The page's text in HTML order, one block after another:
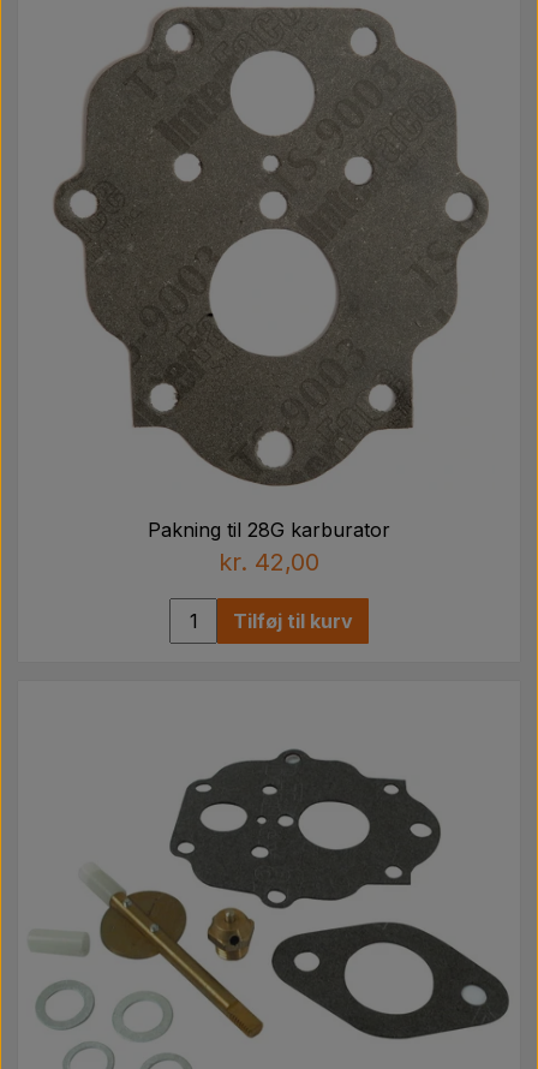
Pakning til 28G karburator
kr. 42,00
Tilføj til kurv